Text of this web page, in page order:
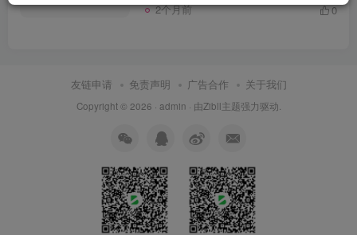
2个月前 0
友链申请 免责声明 广告合作 关于我们
Copyright © 2026 · admin · 由Zibll主题强力驱动.